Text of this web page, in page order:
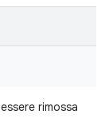
rimossa